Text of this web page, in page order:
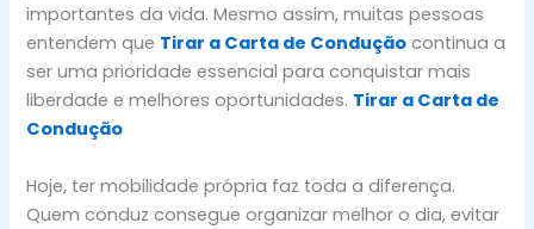
importantes da vida. Mesmo assim, muitas pessoas
entendem que Tirar a Carta de Condução continua a
ser uma prioridade essencial para conquistar mais
liberdade e melhores oportunidades. Tirar a Carta de
Condução
Hoje, ter mobilidade própria faz toda a diferença.
Quem conduz consegue organizar melhor o dia, evitar